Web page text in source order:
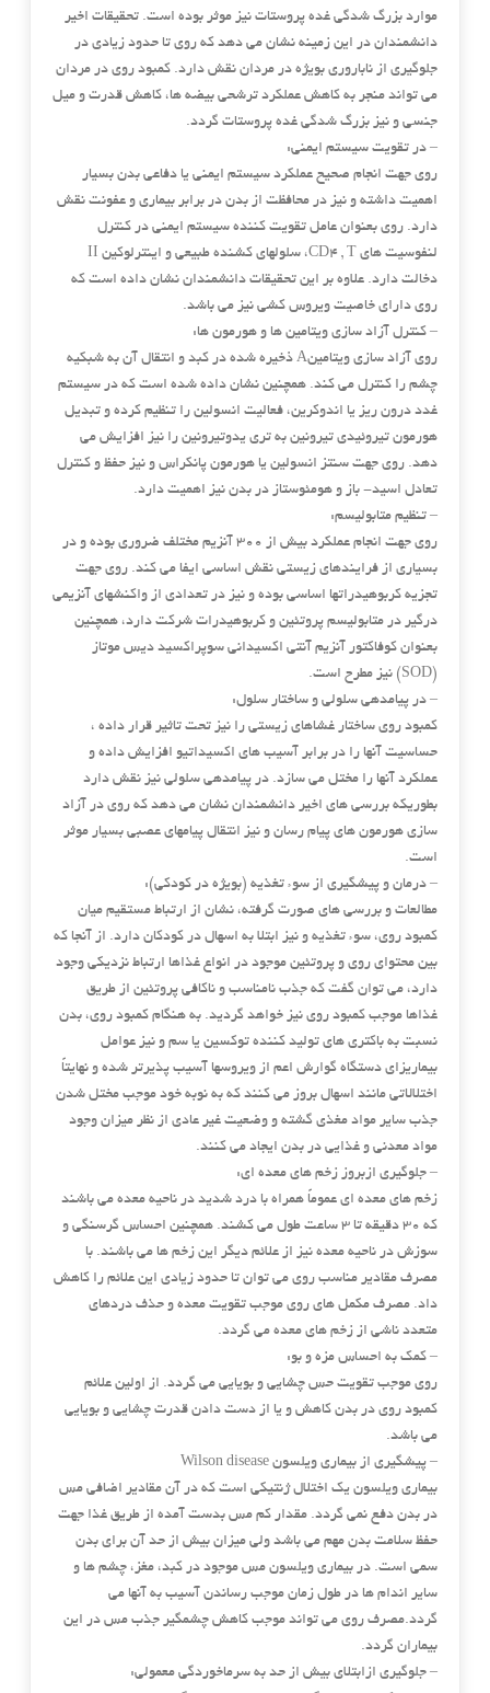
موارد بزرگ شدگی غده پروستات نیز موثر بوده است. تحقیقات اخیر
دانشمندان در این زمینه نشان می دهد که روی تا حدود زیادی در
جلوگیری از ناباروری بویژه در مردان نقش دارد. کمبود روی در مردان
می تواند منجر به کاهش عملکرد ترشحی بیضه ها، کاهش قدرت و میل
جنسی و نیز بزرگ شدگی غده پروستات گردد.
– در تقویت سیستم ایمنی:
روی جهت انجام صحیح عملکرد سیستم ایمنی یا دفاعی بدن بسیار
اهمیت داشته و نیز در محافظت از بدن در برابر بیماری و عفونت نقش
دارد. روی بعنوان عامل تقویت کننده سیستم ایمنی در کنترل
لنفوسیت های CD4 , T، سلولهای کشنده طبیعی و اینترلوکین II
دخالت دارد. علاوه بر این تحقیقات دانشمندان نشان داده است که
روی دارای خاصیت ویروس کشی نیز می باشد.
– کنترل آزاد سازی ویتامین ها و هورمون ها:
روی آزاد سازی ویتامینA ذخیره شده در کبد و انتقال آن به شبکیه
چشم را کنترل می کند. همچنین نشان داده شده است که در سیستم
غدد درون ریز یا اندوکرین، فعالیت انسولین را تنظیم کرده و تبدیل
هورمون تیروئیدی تیرونین به تری یدوتیرونین را نیز افزایش می
دهد. روی جهت سنتز انسولین یا هورمون پانکراس و نیز حفظ و کنترل
تعادل اسید- باز و هومئوستاز در بدن نیز اهمیت دارد.
– تنظیم متابولیسم:
روی جهت انجام عملکرد بیش از ۳۰۰ آنزیم مختلف ضروری بوده و در
بسیاری از فرایندهای زیستی نقش اساسی ایفا می کند. روی جهت
تجزیه کربوهیدراتها اساسی بوده و نیز در تعدادی از واکنشهای آنزیمی
درگیر در متابولیسم پروتئین و کربوهیدرات شرکت دارد، همچنین
بعنوان کوفاکتور آنزیم آنتی اکسیدانی سوپراکسید دیس موتاز
(SOD) نیز مطرح است.
– در پیامدهی سلولی و ساختار سلول:
کمبود روی ساختار غشاهای زیستی را نیز تحت تاثیر قرار داده ،
حساسیت آنها را در برابر آسیب های اکسیداتیو افزایش داده و
عملکرد آنها را مختل می سازد. در پیامدهی سلولی نیز نقش دارد
بطوریکه بررسی های اخیر دانشمندان نشان می دهد که روی در آزاد
سازی هورمون های پیام رسان و نیز انتقال پیامهای عصبی بسیار موثر
است.
– درمان و پیشگیری از سوء تغذیه (بویژه در کودکی):
مطالعات و بررسی های صورت گرفته، نشان از ارتباط مستقیم میان
کمبود روی، سوء تغذیه و نیز ابتلا به اسهال در کودکان دارد. از آنجا که
بین محتوای روی و پروتئین موجود در انواع غذاها ارتباط نزدیکی وجود
دارد، می توان گفت که جذب نامناسب و ناکافی پروتئین از طریق
غذاها موجب کمبود روی نیز خواهد گردید. به هنگام کمبود روی، بدن
نسبت به باکتری های تولید کننده توکسین یا سم و نیز عوامل
بیماریزای دستگاه گوارش اعم از ویروسها آسیب پذیرتر شده و نهایتاً
اختلالاتی مانند اسهال بروز می کنند که به نوبه خود موجب مختل شدن
جذب سایر مواد مغذی گشته و وضعیت غیر عادی از نظر میزان وجود
مواد معدنی و غذایی در بدن ایجاد می کنند.
– جلوگیری ازبروز زخم های معده ای:
زخم های معده ای عموماً همراه با درد شدید در ناحیه معده می باشند
که ۳۰ دقیقه تا ۳ ساعت طول می کشند. همچنین احساس گرسنگی و
سوزش در ناحیه معده نیز از علائم دیگر این زخم ها می باشند. با
مصرف مقادیر مناسب روی می توان تا حدود زیادی این علائم را کاهش
داد. مصرف مکمل های روی موجب تقویت معده و حذف دردهای
متعدد ناشی از زخم های معده می گردد.
– کمک به احساس مزه و بو:
روی موجب تقویت حس چشایی و بویایی می گردد. از اولین علائم
کمبود روی در بدن کاهش و یا از دست دادن قدرت چشایی و بویایی
می باشد.
– پیشگیری از بیماری ویلسون Wilson disease
بیماری ویلسون یک اختلال ژنتیکی است که در آن مقادیر اضافی مس
در بدن دفع نمی گردد. مقدار کم مس بدست آمده از طریق غذا جهت
حفظ سلامت بدن مهم می باشد ولی میزان بیش از حد آن برای بدن
سمی است. در بیماری ویلسون مس موجود در کبد، مغز، چشم ها و
سایر اندام ها در طول زمان موجب رساندن آسیب به آنها می
گردد.مصرف روی می تواند موجب کاهش چشمگیر جذب مس در این
بیماران گردد.
– جلوگیری ازابتلای بیش از حد به سرماخوردگی معمولی: